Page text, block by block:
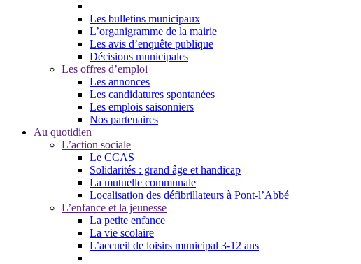
Les bulletins municipaux
L’organigramme de la mairie
Les avis d’enquête publique
Décisions municipales
Les offres d’emploi
Les annonces
Les candidatures spontanées
Les emplois saisonniers
Nos partenaires
Au quotidien
L’action sociale
Le CCAS
Solidarités : grand âge et handicap
La mutuelle communale
Localisation des défibrillateurs à Pont-l’Abbé
L’enfance et la jeunesse
La petite enfance
La vie scolaire
L’accueil de loisirs municipal 3-12 ans